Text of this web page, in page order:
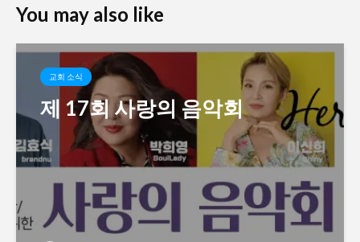
You may also like
교회 소식
제 17회 사랑의 음악회